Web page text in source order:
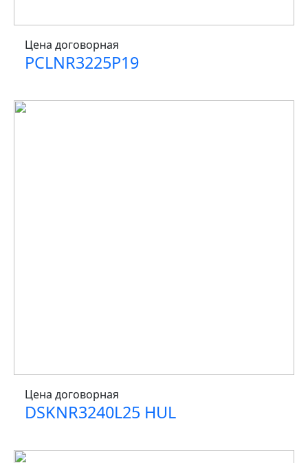
Цена договорная
PCLNR3225P19
Цена договорная
DSKNR3240L25 HUL